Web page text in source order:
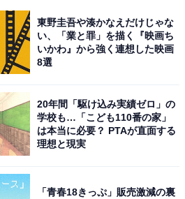
東野圭吾や湊かなえだけじゃな
い、「業と罪」を描く『映画ち
いかわ』から強く連想した映画
8選
20年間「駆け込み実績ゼロ」の
学校も…「こども110番の家」
は本当に必要？ PTAが直面する
理想と現実
「青春18きっぷ」販売激減の裏